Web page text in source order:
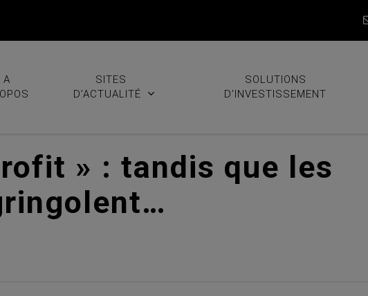
A
SITES
D’ACTUALITÉ
SOLUTIONS
D’INVESTISSEMENT
» : tandis que les